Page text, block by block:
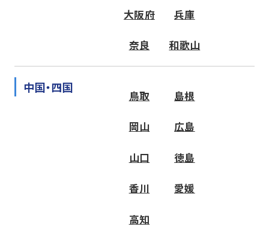
大阪府 兵庫
奈良 和歌山
中国・四国
鳥取 島根
岡山 広島
山口 徳島
香川 愛媛
高知